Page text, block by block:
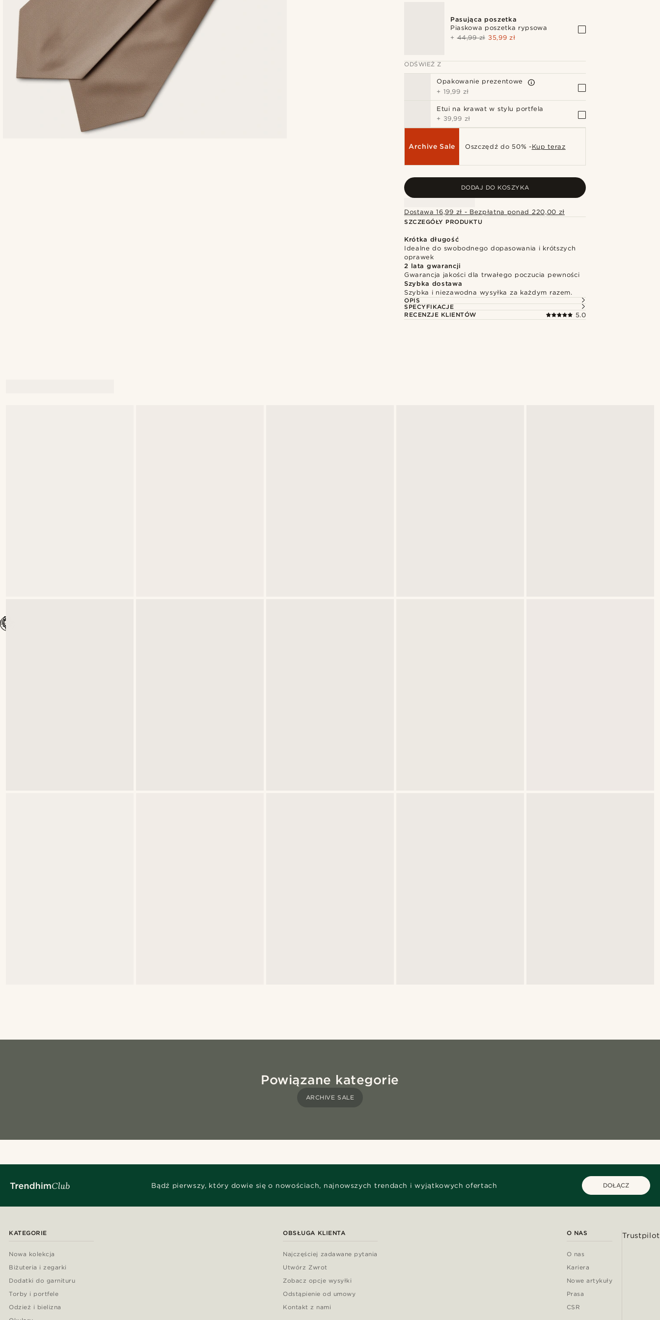
Pasująca poszetka
Piaskowa poszetka rypsowa
+44,99 zł 35,99 zł
ODŚWIEŻ Z
Opakowanie prezentowe
+ 19,99 zł
Etui na krawat w stylu portfela
+ 39,99 zł
Archive Sale Oszczędź do 50% -Kup teraz
DODAJ DO KOSZYKA
Dostawa 16,99 zł - Bezpłatna ponad 220,00 zł
SZCZEGÓŁY PRODUKTU
Krótka długość
Idealne do swobodnego dopasowania i krótszych
oprawek
2 lata gwarancji
Gwarancja jakości dla trwałego poczucia pewności
Szybka dostawa
Szybka i niezawodna wysyłka za każdym razem.
OPIS
SPECYFIKACJE
RECENZJE KLIENTÓW
5.0
Powiązane kategorie
ARCHIVE SALE
Bądź pierwszy, który dowie się o nowościach, najnowszych trendach i wyjątkowych ofertach DOŁĄCZ
KATEGORIE
Nowa kolekcja
Biżuteria i zegarki
Dodatki do garnituru
Torby i portfele
Odzież i bielizna
OBSŁUGA KLIENTA
Najczęściej zadawane pytania
Utwórz Zwrot
Zobacz opcje wysyłki
Odstąpienie od umowy
Kontakt z nami
O NAS
O nas
Kariera
Nowe artykuły
Prasa
CSR
Trustpilot